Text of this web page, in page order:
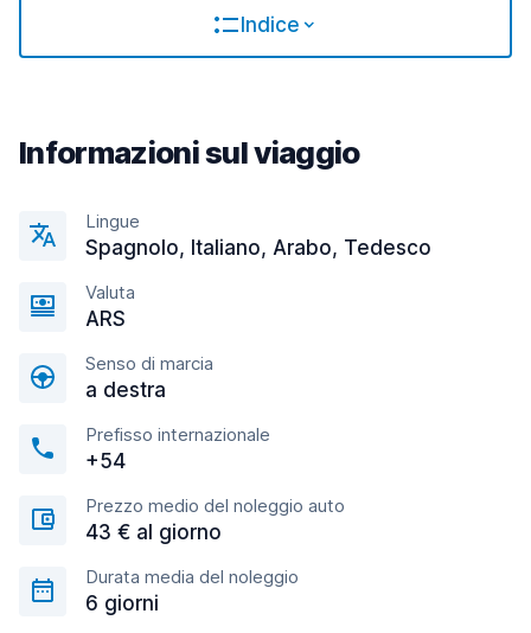
Indice
Informazioni sul viaggio
Lingue
Spagnolo, Italiano, Arabo, Tedesco
Valuta
ARS
Senso di marcia
a destra
Prefisso internazionale
+54
Prezzo medio del noleggio auto
43 € al giorno
Durata media del noleggio
6 giorni